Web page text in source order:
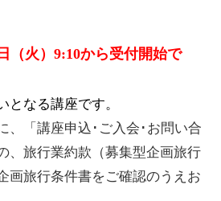
（火）9:10から受付開始で
となる講座です。
、「講座申込･ご入会･お問い合
、旅行業約款（募集型企画旅行
画旅行条件書をご確認のうえお